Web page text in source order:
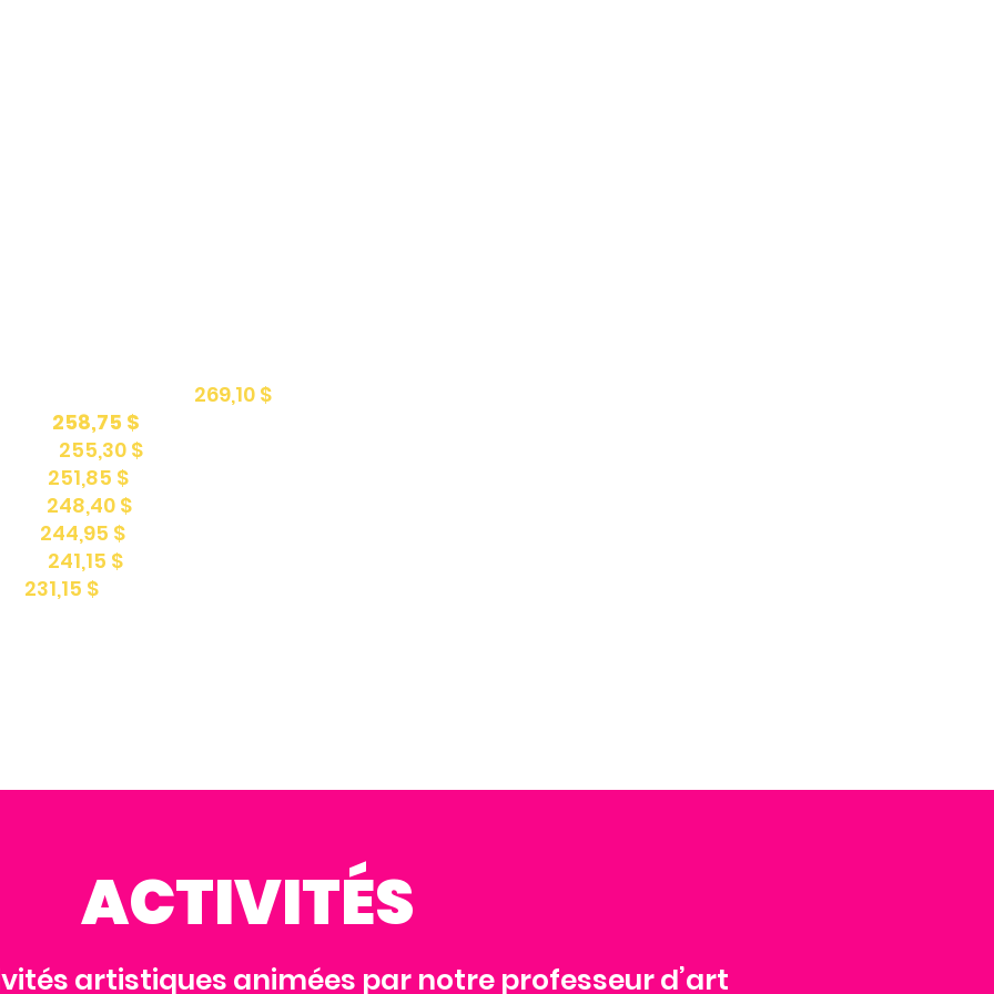
269,10 $
258,75 $
255,30 $
251,85 $
248,40 $
244,95 $
241,15 $
231,15 $
ACTIVITÉS
artistiques animées par notre professeur d’art